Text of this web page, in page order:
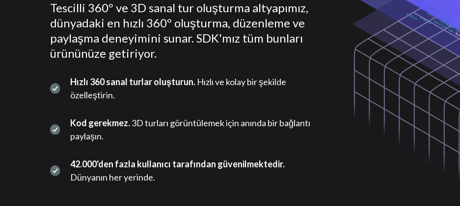
Tescilli 360º ve 3D sanal tur oluşturma altyapımız,
dünyadaki en hızlı 360º oluşturma, düzenleme ve
paylaşma deneyimini sunar. SDK'mız tüm bunları
ürününüze getiriyor.
Hızlı 360 sanal turlar oluşturun. Hızlı ve kolay bir şekilde
özelleştirin.
Kod gerekmez.3D turları görüntülemek için anında bir bağlantı
paylaşın.
42.000'den fazla kullanıcı tarafından güvenilmektedir.
Dünyanın her yerinde.